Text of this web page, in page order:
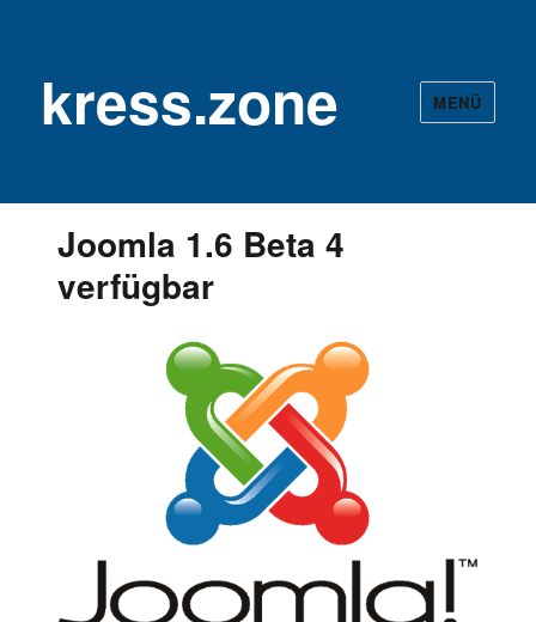
kress.zone MENÜ
Joomla 1.6 Beta 4
verfügbar